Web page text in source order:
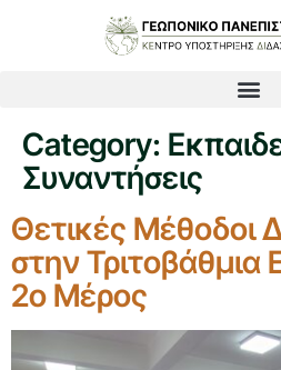
Category:
Συναντήσεις
Θετικές Μέθοδοι
στην Τριτοβάθμια
2ο Μέρος